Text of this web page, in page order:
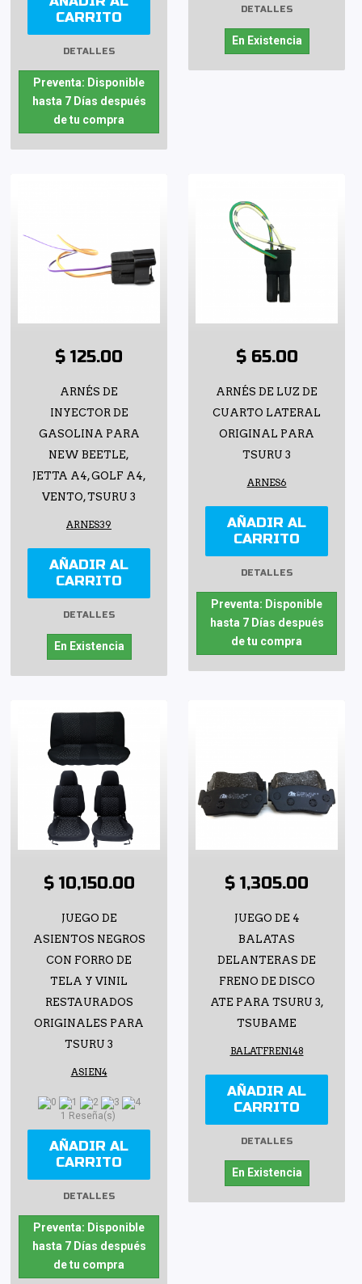
CARRITO
DETALLES
Preventa: Disponible
hasta 7 Días después
de tu compra
DETALLES
En Existencia
$ 125.00
ARNÉS DE
INYECTOR DE
GASOLINA PARA
NEW BEETLE,
JETTA A4, GOLF A4,
VENTO, TSURU 3
ARNES39
AÑADIR AL
CARRITO
DETALLES
En Existencia
$ 65.00
ARNÉS DE LUZ DE
CUARTO LATERAL
ORIGINAL PARA
TSURU 3
ARNES6
AÑADIR AL
CARRITO
DETALLES
Preventa: Disponible
hasta 7 Días después
de tu compra
$ 10,150.00
JUEGO DE
ASIENTOS NEGROS
CON FORRO DE
TELA Y VINIL
RESTAURADOS
ORIGINALES PARA
TSURU 3
ASIEN4
1 Reseña(s)
AÑADIR AL
CARRITO
DETALLES
Preventa: Disponible
hasta 7 Días después
de tu compra
$ 1,305.00
JUEGO DE 4
BALATAS
DELANTERAS DE
FRENO DE DISCO
ATE PARA TSURU 3,
TSUBAME
BALATFREN148
AÑADIR AL
CARRITO
DETALLES
En Existencia